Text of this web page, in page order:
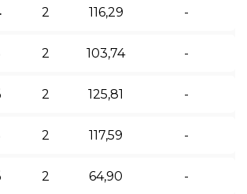
2 116,29 -
2 103,74 -
2 125,81 -
2 117,59 -
2 64,90 -